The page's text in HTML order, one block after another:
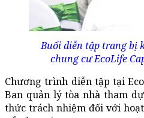
Buổi diễn tập trang bị
chung cư EcoLife
Chương trình diễn tập tại
Ban quản lý tòa nhà tham
thức trách nhiệm đối với hoạt